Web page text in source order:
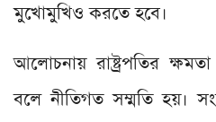
মুখোমুখিও করতে হবে।
আলোচনায় রাষ্ট্রপতির ক্ষমতা
বলে নীতিগত সম্মতি হয়।